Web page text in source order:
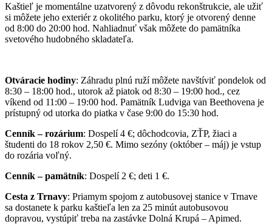
Kaštieľ je momentálne uzatvorený z dôvodu rekonštrukcie, ale užiť
si môžete jeho exteriér z okolitého parku, ktorý je otvorený denne
od 8:00 do 20:00 hod. Nahliadnuť však môžete do pamätníka
svetového hudobného skladateľa.
Otváracie hodiny: Záhradu plnú ruží môžete navštíviť pondelok od
8:30 – 18:00 hod., utorok až piatok od 8:30 – 19:00 hod., cez
víkend od 11:00 – 19:00 hod. Pamätník Ludviga van Beethovena je
prístupný od utorka do piatka v čase 9:00 do 15:30 hod.
Cenník – rozárium: Dospelí 4 €; dôchodcovia, ZŤP, žiaci a
študenti do 18 rokov 2,50 €. Mimo sezóny (október – máj) je vstup
do rozária voľný.
Cenník – pamätník: Dospelí 2 €; deti 1 €.
Cesta z Trnavy: Priamym spojom z autobusovej stanice v Trnave
sa dostanete k parku kaštieľa len za 25 minút autobusovou
dopravou, vystúpiť treba na zastávke Dolná Krupá – Apimed.